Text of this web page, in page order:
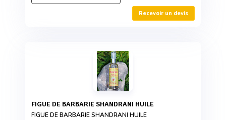
Recevoir un devis
FIGUE DE BARBARIE SHANDRANI HUILE
FIGUE DE BARBARIE SHANDRANI HUILE